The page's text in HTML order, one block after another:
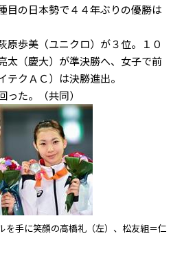
目の日本勢で４４年ぶりの優勝は
歩美（ユニクロ）が３位。１０
太（慶大）が準決勝へ、女子で前
クＡＣ）は決勝進出。
た。（共同）
を手に笑顔の高橋礼（左）、松友組＝仁